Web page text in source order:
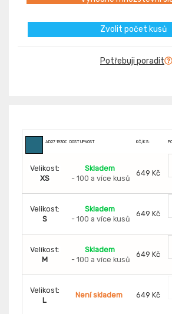
Zvolit počet kusů
Potřebuji poradit
AD2719300 DOSTUPNOST KČ/KS:
Velikost:
XS
Skladem
- 100 a více kusů
649 Kč
Velikost:
S
Skladem
- 100 a více kusů
649 Kč
Velikost:
M
Skladem
- 100 a více kusů
649 Kč
Velikost:
L
Není skladem 649 Kč